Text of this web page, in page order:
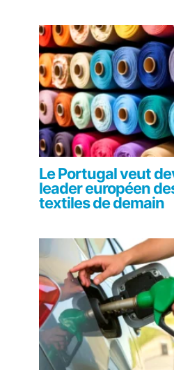
Le Portugal veut
leader européen
textiles de demain